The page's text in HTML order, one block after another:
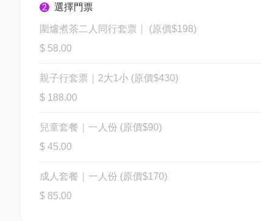
2 選擇門票
圍爐煮茶二人同行套票｜ (原價$198)
$ 58.00
親子行套票｜2大1小 (原價$430)
$ 188.00
兒童套餐｜一人份 (原價$90)
$ 45.00
成人套餐｜一人份 (原價$170)
$ 85.00